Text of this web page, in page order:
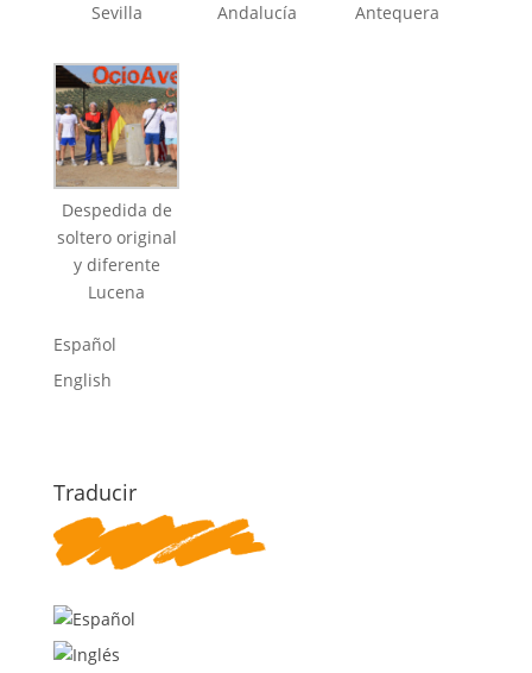
Sevilla
Andalucía
Antequera
Despedida de
soltero original
y diferente
Lucena
Español
English
Traducir